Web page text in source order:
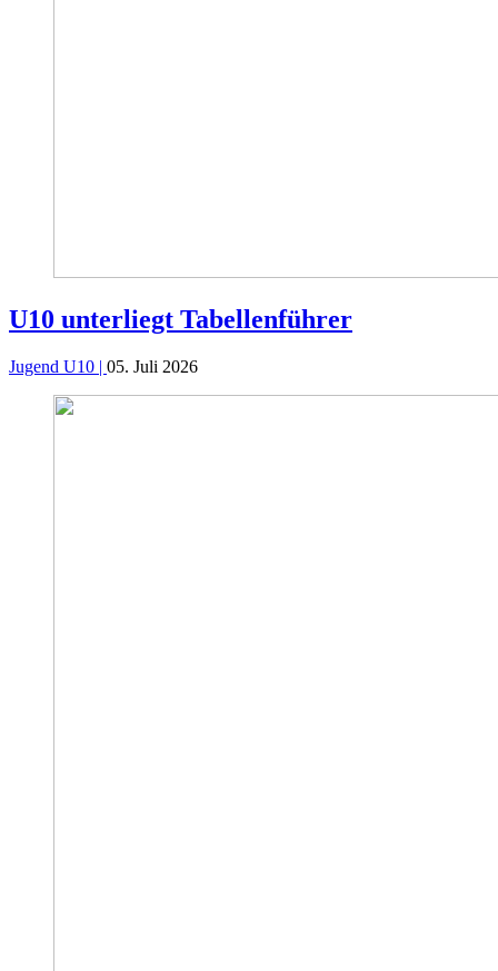
U10 unterliegt Tabellenführer
Jugend U10 | 05. Juli 2026